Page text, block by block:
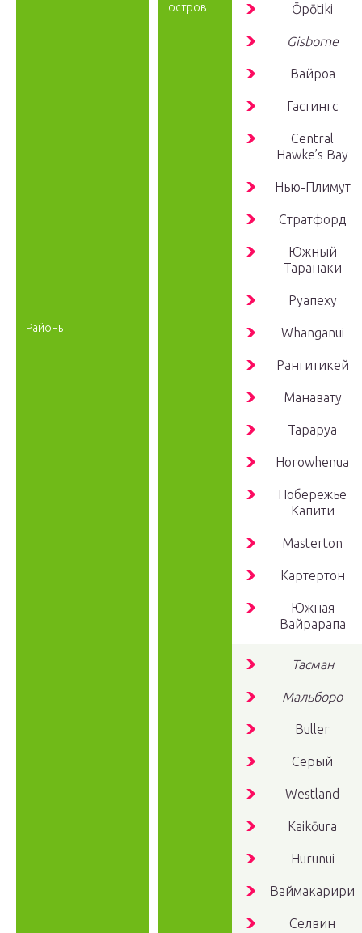
Районы
остров
Ōpōtiki
Gisborne
Вайроа
Гастингс
Central
Hawke’s Bay
Нью-Плимут
Стратфорд
Южный
Таранаки
Руапеху
Whanganui
Рангитикей
Манавату
Тараруа
Horowhenua
Побережье
Капити
Masterton
Картертон
Южная
Вайрарапа
Тасман
Мальборо
Buller
Серый
Westland
Kaikōura
Hurunui
Ваймакарири
Селвин